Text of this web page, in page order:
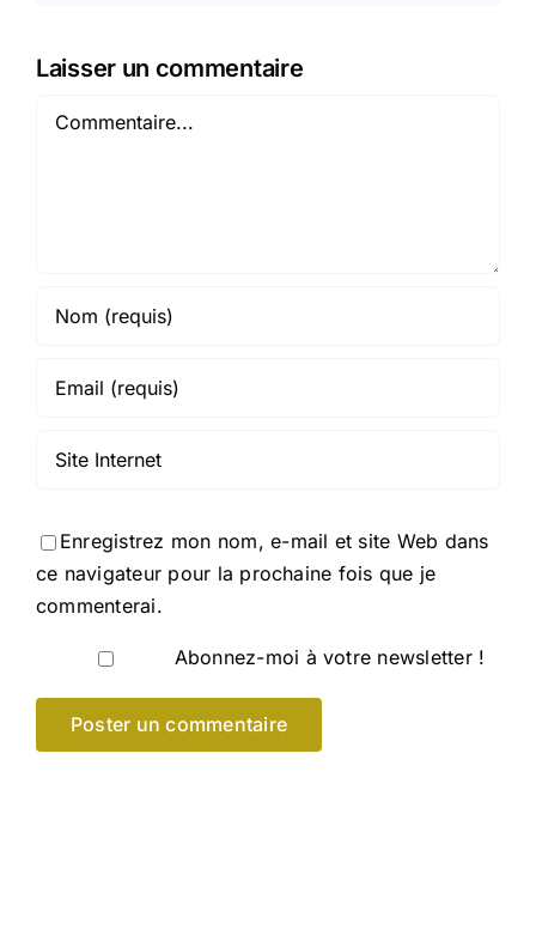
Laisser un commentaire
Commentaire
Enregistrez mon nom, e-mail et site Web dans
ce navigateur pour la prochaine fois que je
commenterai.
Abonnez-moi à votre newsletter !